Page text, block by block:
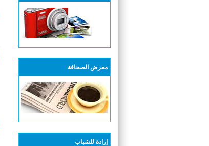
معرض الصحافة
إرادة للشباب